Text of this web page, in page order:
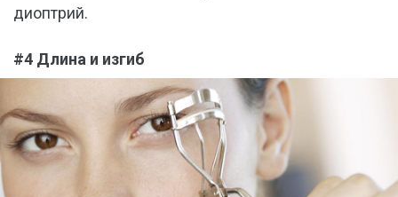
диоптрий.
#4 Длина и изгиб